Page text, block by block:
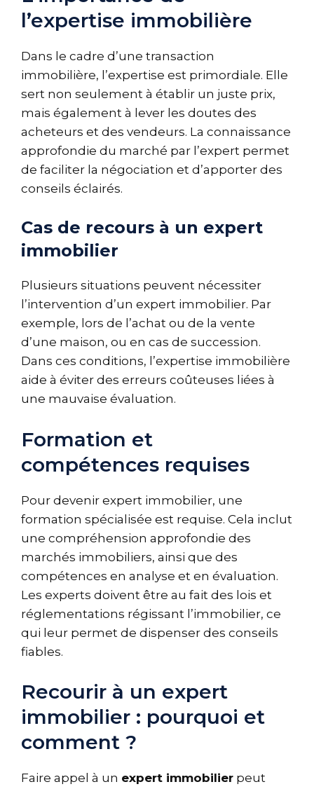
l’expertise immobilière
Dans le cadre d’une transaction
immobilière, l’expertise est primordiale. Elle
sert non seulement à établir un juste prix,
mais également à lever les doutes des
acheteurs et des vendeurs. La connaissance
approfondie du marché par l’expert permet
de faciliter la négociation et d’apporter des
conseils éclairés.
Cas de recours à un expert
immobilier
Plusieurs situations peuvent nécessiter
l’intervention d’un expert immobilier. Par
exemple, lors de l’achat ou de la vente
d’une maison, ou en cas de succession.
Dans ces conditions, l’expertise immobilière
aide à éviter des erreurs coûteuses liées à
une mauvaise évaluation.
Formation et
compétences requises
Pour devenir expert immobilier, une
formation spécialisée est requise. Cela inclut
une compréhension approfondie des
marchés immobiliers, ainsi que des
compétences en analyse et en évaluation.
Les experts doivent être au fait des lois et
réglementations régissant l’immobilier, ce
qui leur permet de dispenser des conseils
fiables.
Recourir à un expert
immobilier : pourquoi et
comment ?
Faire appel à un expert immobilier peut